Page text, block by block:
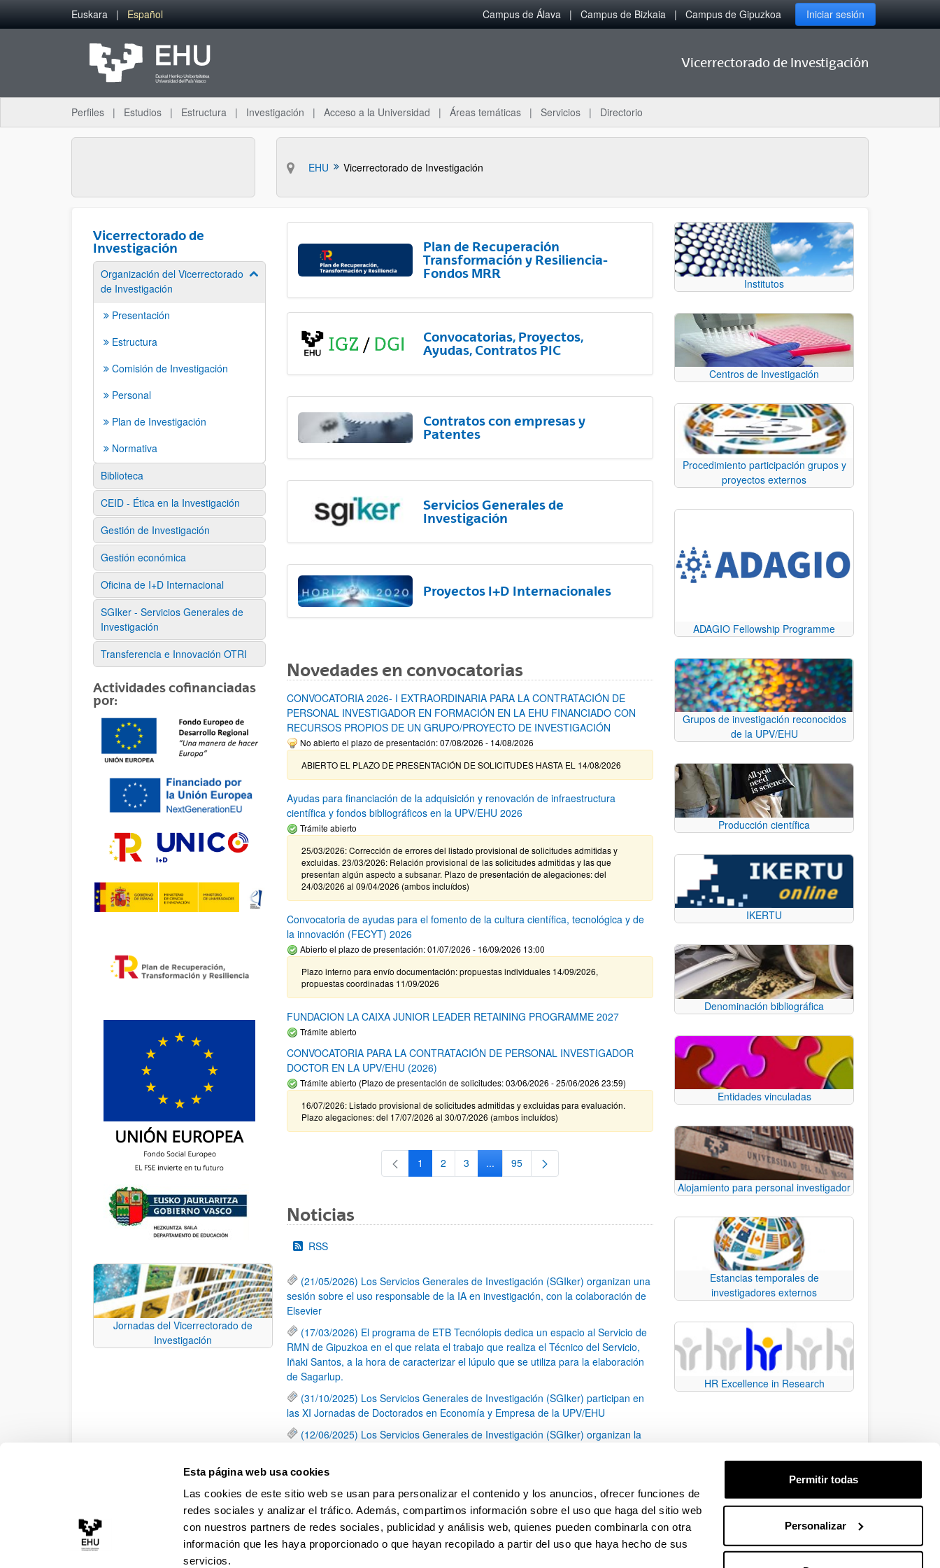
Esta página web usa cookies
Las cookies de este sitio web se usan para personalizar el contenido y los anuncios, ofrecer funciones de
redes sociales y analizar el tráfico. Además, compartimos información sobre el uso que haga del sitio web
con nuestros partners de redes sociales, publicidad y análisis web, quienes pueden combinarla con otra
información que les haya proporcionado o que hayan recopilado a partir del uso que haya hecho de sus
servicios.
Permitir todas
Personalizar
Saltar al contenido principal
Euskara Español Campus de Álava Campus de Bizkaia Campus de Gipuzkoa Iniciar sesión
Vicerrectorado de Investigación
Perfiles Estudios Estructura Investigación Acceso a la Universidad Áreas temáticas Servicios Directorio
EHU Vicerrectorado de Investigación
Vicerrectorado de
Investigación
Organización del Vicerrectorado
de Investigación
Mostrar/ocultar subpáginas
Presentación
Estructura
Comisión de Investigación
Personal
Plan de Investigación
Normativa
Biblioteca
CEID - Ética en la Investigación
Gestión de Investigación
Gestión económica
Oficina de I+D Internacional
SGIker - Servicios Generales de
Investigación
Transferencia e Innovación OTRI
Actividades cofinanciadas
por:
Jornadas del Vicerrectorado de
Investigación
Plan de Recuperación
Transformación y Resiliencia-
Fondos MRR
Convocatorias, Proyectos,
Ayudas, Contratos PIC
Contratos con empresas y
Patentes
Servicios Generales de
Investigación
Proyectos I+D Internacionales
Novedades en convocatorias
CONVOCATORIA 2026- I EXTRAORDINARIA PARA LA CONTRATACIÓN DE
PERSONAL INVESTIGADOR EN FORMACIÓN EN LA EHU FINANCIADO CON
RECURSOS PROPIOS DE UN GRUPO/PROYECTO DE INVESTIGACIÓN
No abierto el plazo de presentación: 07/08/2026 - 14/08/2026
ABIERTO EL PLAZO DE PRESENTACIÓN DE SOLICITUDES HASTA EL 14/08/2026
Ayudas para financiación de la adquisición y renovación de infraestructura
científica y fondos bibliográficos en la UPV/EHU 2026
Trámite abierto
25/03/2026: Corrección de errores del listado provisional de solicitudes admitidas y
excluidas. 23/03/2026: Relación provisional de las solicitudes admitidas y las que
presentan algún aspecto a subsanar. Plazo de presentación de alegaciones: del
24/03/2026 al 09/04/2026 (ambos incluídos)
Convocatoria de ayudas para el fomento de la cultura científica, tecnológica y de
la innovación (FECYT) 2026
Abierto el plazo de presentación: 01/07/2026 - 16/09/2026 13:00
Plazo interno para envío documentación: propuestas individuales 14/09/2026,
propuestas coordinadas 11/09/2026
FUNDACION LA CAIXA JUNIOR LEADER RETAINING PROGRAMME 2027
Trámite abierto
CONVOCATORIA PARA LA CONTRATACIÓN DE PERSONAL INVESTIGADOR
DOCTOR EN LA UPV/EHU (2026)
Trámite abierto (Plazo de presentación de solicitudes: 03/06/2026 - 25/06/2026 23:59)
16/07/2026: Listado provisional de solicitudes admitidas y excluidas para evaluación.
Plazo alegaciones: del 17/07/2026 al 30/07/2026 (ambos incluídos)
Página
1 Página
2 Página
3 ...Páginas intermedias Use TAB para desplazarse.
Página
95
Noticias
RSS
(21/05/2026) Los Servicios Generales de Investigación (SGIker) organizan una
sesión sobre el uso responsable de la IA en investigación, con la colaboración de
Elsevier
(17/03/2026) El programa de ETB Tecnólopis dedica un espacio al Servicio de
RMN de Gipuzkoa en el que relata el trabajo que realiza el Técnico del Servicio,
Iñaki Santos, a la hora de caracterizar el lúpulo que se utiliza para la elaboración
de Sagarlup.
(31/10/2025) Los Servicios Generales de Investigación (SGIker) participan en
las XI Jornadas de Doctorados en Economía y Empresa de la UPV/EHU
(12/06/2025) Los Servicios Generales de Investigación (SGIker) organizan la
una caracterización química de dos variedades de lúpulo silvestre
Página
1 Página
2 Página
3 ...
Páginas intermedias Use TAB para desplazarse.
Página
79
Institutos
Centros de Investigación
Procedimiento participación grupos y
proyectos externos
ADAGIO Fellowship Programme
Grupos de investigación reconocidos
de la UPV/EHU
Producción científica
IKERTU
Denominación bibliográfica
Entidades vinculadas
Alojamiento para personal investigador
Estancias temporales de
investigadores externos
HR Excellence in Research